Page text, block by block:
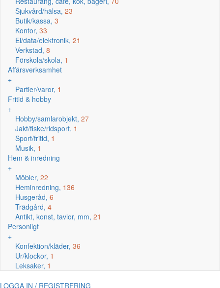
Sjukvård/hälsa, 23
Butik/kassa, 3
Kontor, 33
El/data/elektronik, 21
Verkstad, 8
Förskola/skola, 1
Affärsverksamhet
+
Partier/varor, 1
Fritid & hobby
+
Hobby/samlarobjekt, 27
Jakt/fiske/ridsport, 1
Sport/fritid, 1
Musik, 1
Hem & inredning
+
Möbler, 22
Heminredning, 136
Husgeråd, 6
Trädgård, 4
Antikt, konst, tavlor, mm, 21
Personligt
+
Konfektion/kläder, 36
Ur/klockor, 1
Leksaker, 1
LOGGA IN / REGISTRERING